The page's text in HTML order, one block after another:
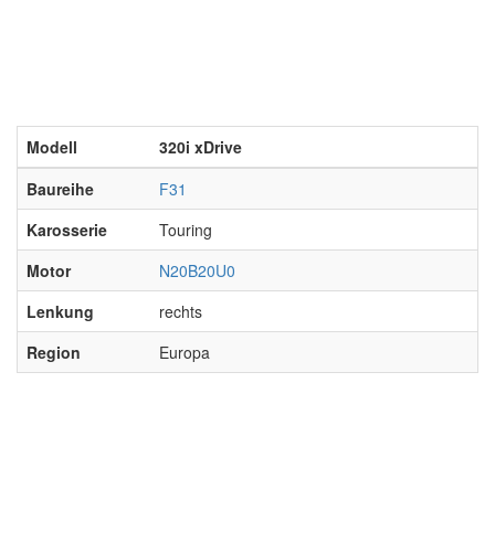
Modell
320i xDrive
Baureihe
F31
Karosserie
Touring
Motor
N20B20U0
Lenkung
rechts
Region
Europa